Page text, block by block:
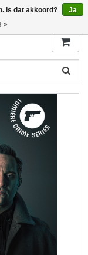
Is dat akkoord?
Ja
»